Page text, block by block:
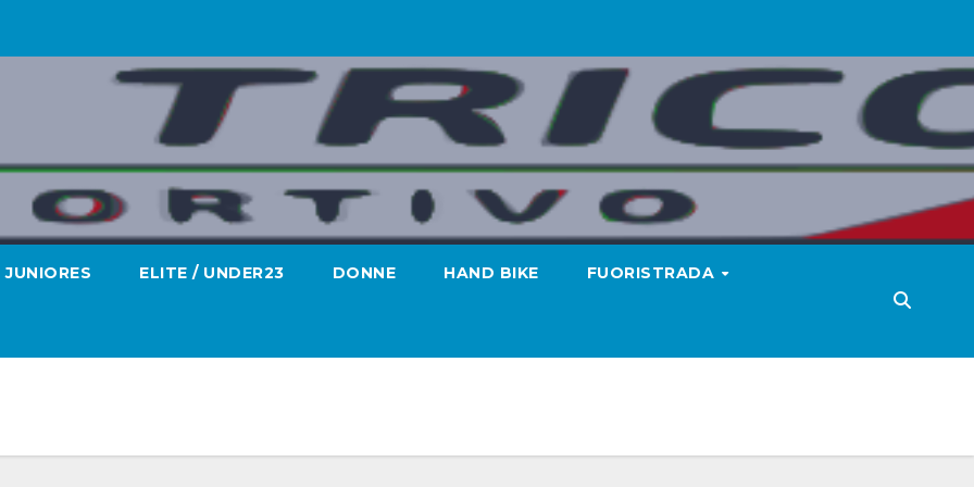
JUNIORES ELITE / UNDER23 DONNE HAND BIKE FUORISTRADA